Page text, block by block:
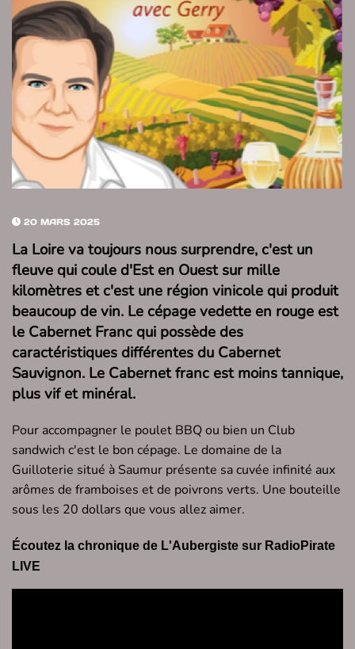
20 MARS 2025
La Loire va toujours nous surprendre, c'est un
fleuve qui coule d'Est en Ouest sur mille
kilomètres et c'est une région vinicole qui produit
beaucoup de vin. Le cépage vedette en rouge est
le Cabernet Franc qui possède des
caractéristiques différentes du Cabernet
Sauvignon. Le Cabernet franc est moins tannique,
plus vif et minéral.
Pour accompagner le poulet BBQ ou bien un Club
sandwich c'est le bon cépage. Le domaine de la
Guilloterie situé à Saumur présente sa cuvée infinité aux
arômes de framboises et de poivrons verts. Une bouteille
sous les 20 dollars que vous allez aimer.
Écoutez la chronique de L'Aubergiste sur RadioPirate
LIVE